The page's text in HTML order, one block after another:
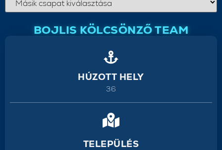
BOJLIS KÖLCSÖNZŐ TEAM
HÚZOTT HELY
36
TELEPÜLÉS